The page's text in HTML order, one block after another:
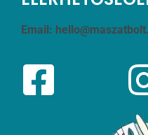
Email: